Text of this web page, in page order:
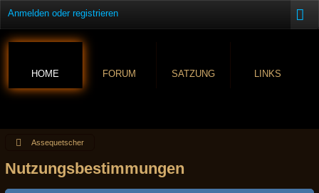
Anmelden oder registrieren
HOME FORUM SATZUNG LINKS
Assequetscher
Nutzungsbestimmungen